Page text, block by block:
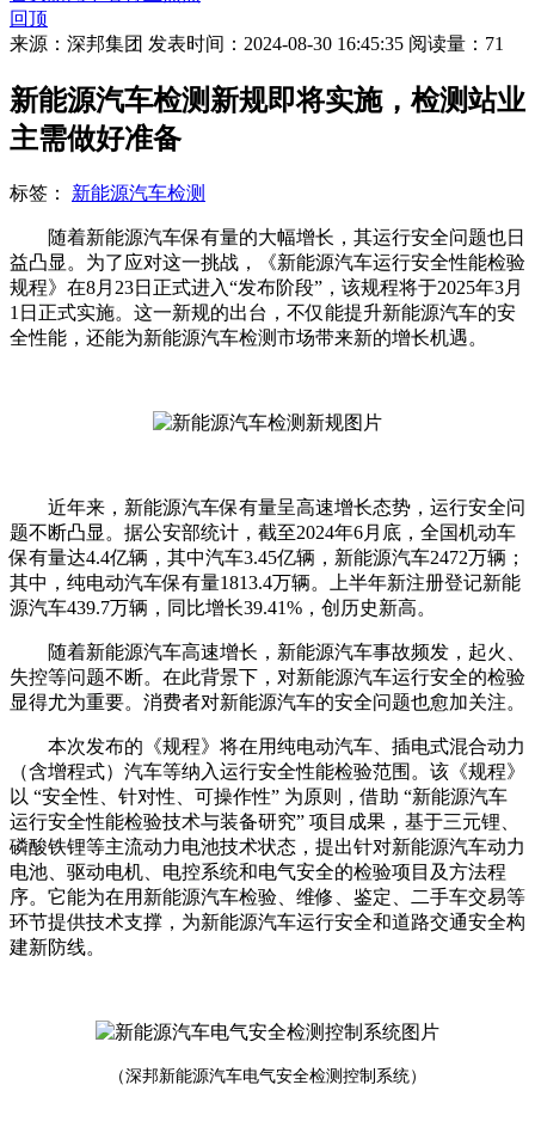
回顶
来源：深邦集团 发表时间：2024-08-30 16:45:35 阅读量：71
新能源汽车检测新规即将实施，检测站业
主需做好准备
标签： 新能源汽车检测
随着新能源汽车保有量的大幅增长，其运行安全问题也日
益凸显。为了应对这一挑战，《新能源汽车运行安全性能检验
规程》在8月23日正式进入“发布阶段”，该规程将于2025年3月
1日正式实施。这一新规的出台，不仅能提升新能源汽车的安
全性能，还能为新能源汽车检测市场带来新的增长机遇。
近年来，新能源汽车保有量呈高速增长态势，运行安全问
题不断凸显。据公安部统计，截至2024年6月底，全国机动车
保有量达4.4亿辆，其中汽车3.45亿辆，新能源汽车2472万辆；
其中，纯电动汽车保有量1813.4万辆。上半年新注册登记新能
源汽车439.7万辆，同比增长39.41%，创历史新高。
随着新能源汽车高速增长，新能源汽车事故频发，起火、
失控等问题不断。在此背景下，对新能源汽车运行安全的检验
显得尤为重要。消费者对新能源汽车的安全问题也愈加关注。
本次发布的《规程》将在用纯电动汽车、插电式混合动力
（含增程式）汽车等纳入运行安全性能检验范围。该《规程》
以 “安全性、针对性、可操作性” 为原则，借助 “新能源汽车
运行安全性能检验技术与装备研究” 项目成果，基于三元锂、
磷酸铁锂等主流动力电池技术状态，提出针对新能源汽车动力
电池、驱动电机、电控系统和电气安全的检验项目及方法程
序。它能为在用新能源汽车检验、维修、鉴定、二手车交易等
环节提供技术支撑，为新能源汽车运行安全和道路交通安全构
建新防线。
（深邦新能源汽车电气安全检测控制系统）